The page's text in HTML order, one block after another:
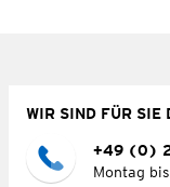
WIR SIND FÜR SIE
+49 (0)
Montag